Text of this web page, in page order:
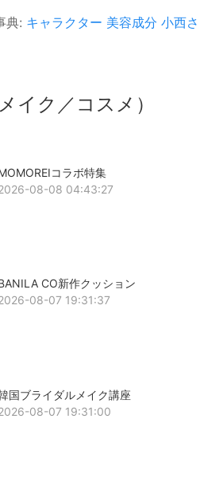
典: キャラクター 美容成分 小西さ
イク／コスメ）
コラボ特集
08-08 04:43:27
CO新作クッション
08-07 19:31:37
国ブライダルメイク講座
08-07 19:31:00